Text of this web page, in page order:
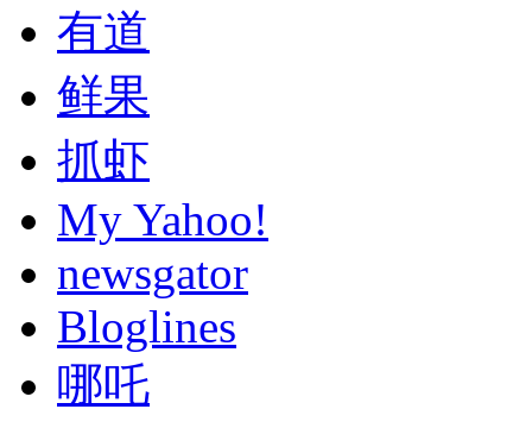
有道
鲜果
抓虾
My Yahoo!
newsgator
Bloglines
哪吒